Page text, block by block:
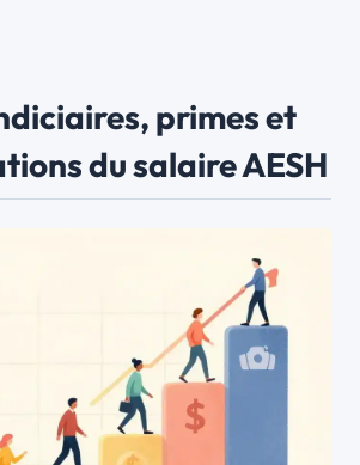
primes et
du salaire AESH